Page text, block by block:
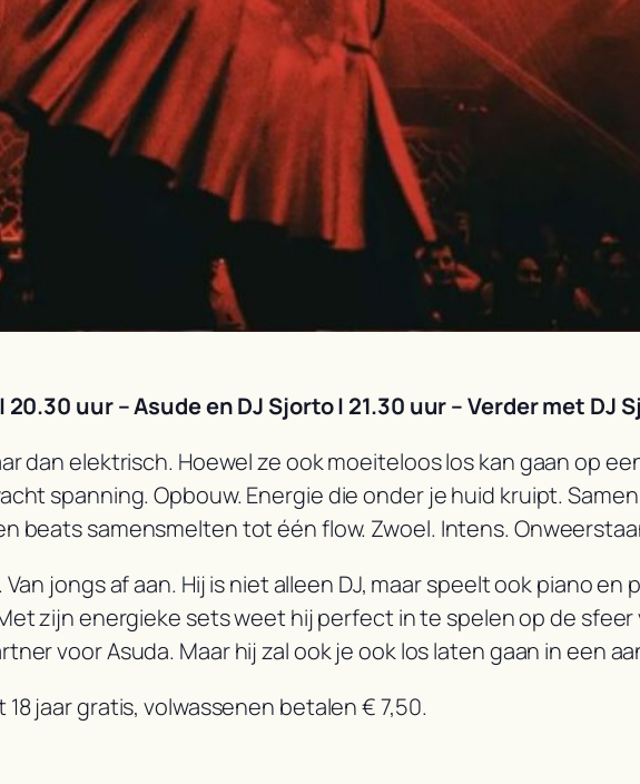
20.30 uur – Asude en DJ Sjorto | 21.30 uur – Verder met DJ
dan elektrisch. Hoewel ze ook moeiteloos los kan gaan op
spanning. Opbouw. Energie die onder je huid kruipt.
beats samensmelten tot één flow. Zwoel. Intens.
jongs af aan. Hij is niet alleen DJ, maar speelt ook piano
zijn energieke sets weet hij perfect in te spelen op de sfeer
voor Asuda. Maar hij zal ook je ook los laten gaan in een
jaar gratis, volwassenen betalen € 7,50.